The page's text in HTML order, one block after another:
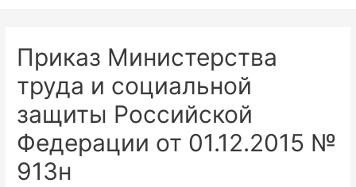
Приказ Министерства
труда и социальной
защиты Российской
Федерации от 01.12.2015 №
913н